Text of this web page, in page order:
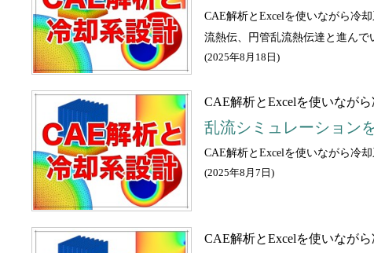
CAE解析とExcelを使いながら冷
流熱伝、円管乱流熱伝達と進んで
(2025年8月18日 )
CAE解析とExcelを使いなが
乱流シミュレーション
CAE解析とExcelを使いながら冷
(2025年8月7日 )
CAE解析とExcelを使いなが